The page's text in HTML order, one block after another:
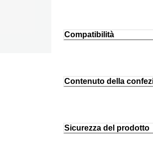
Compatibilità
Contenuto della
Sicurezza del prodotto